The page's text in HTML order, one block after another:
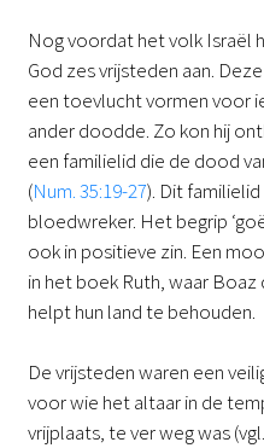
Nog voordat het volk Israël
God zes vrijsteden aan.
een toevlucht vormen voor
ander doodde. Zo kon hij
een familielid die de dood
(Num. 35:19-27). Dit familielid
bloedwreker. Het begrip
ook in positieve zin. Een
in het boek Ruth, waar
helpt hun land te behouden.
De vrijsteden waren een
voor wie het altaar in de
vrijplaats, te ver weg was (vgl.